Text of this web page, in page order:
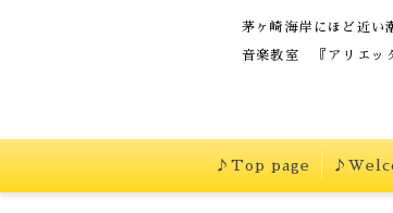
茅ヶ崎海岸にほど近い
音楽教室 『アリエッ
♪Top page